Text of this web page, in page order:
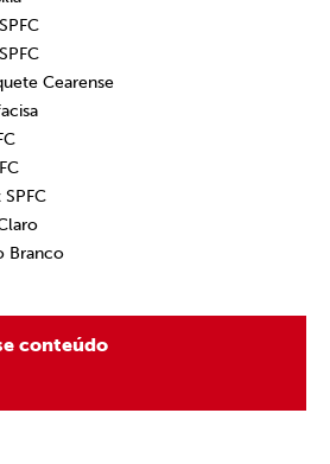
Cearense
Branco
conteúdo